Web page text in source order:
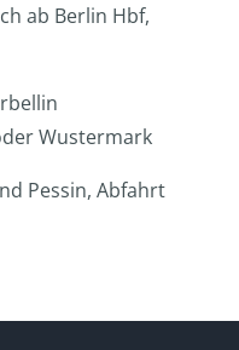
ab Berlin Hbf,
Wustermark
Pessin, Abfahrt